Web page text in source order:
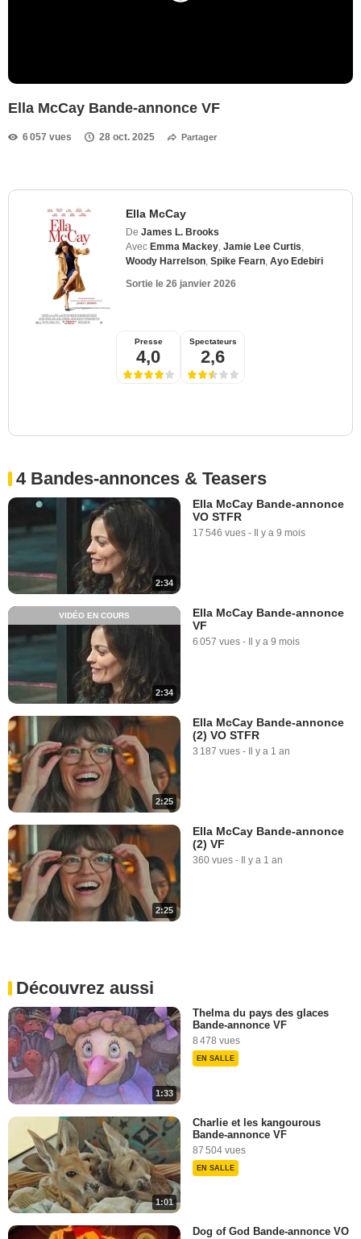
Ella McCay Bande-annonce VF
6 057 vues 28 oct. 2025 Partager
Ella McCay
De James L. Brooks
Avec Emma Mackey Jamie Lee Curtis
Woody Harrelson Spike Fearn Ayo Edebiri
Sortie le 26 janvier 2026
Presse
4,0
Spectateurs
2,6
4 Bandes-annonces & Teasers
2:34
Ella McCay Bande-annonce
VO STFR
17 546 vues - Il y a 9 mois
2:34
VIDÉO EN COURS
Ella McCay Bande-annonce
VF
6 057 vues - Il y a 9 mois
2:25
Ella McCay Bande-annonce
(2) VO STFR
3 187 vues - Il y a 1 an
2:25
Ella McCay Bande-annonce
(2) VF
360 vues - Il y a 1 an
Découvrez aussi
1:33
Thelma du pays des glaces
Bande-annonce VF
8 478 vues
EN SALLE
1:01
Charlie et les kangourous
Bande-annonce VF
87 504 vues
EN SALLE
Dog of God Bande-annonce VO